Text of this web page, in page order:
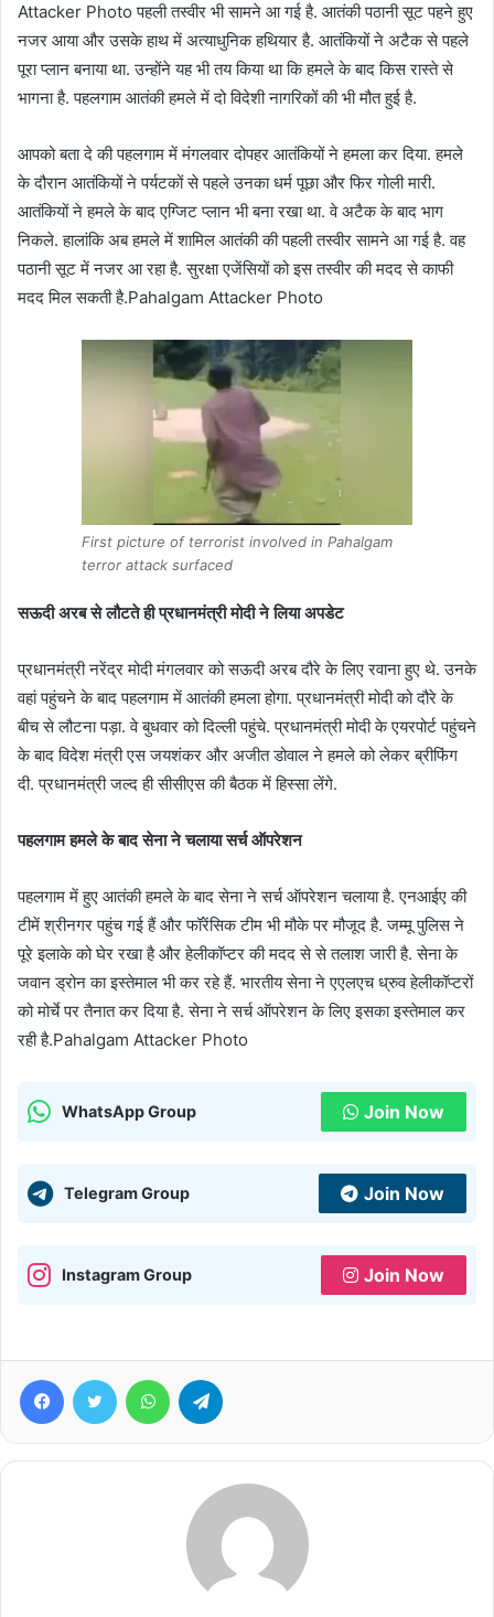
Attacker Photo पहली तस्वीर भी सामने आ गई है. आतंकी पठानी सूट पहने हुए
नजर आया और उसके हाथ में अत्याधुनिक हथियार है. आतंकियों ने अटैक से पहले
पूरा प्लान बनाया था. उन्होंने यह भी तय किया था कि हमले के बाद किस रास्ते से
भागना है. पहलगाम आतंकी हमले में दो विदेशी नागरिकों की भी मौत हुई है.
आपको बता दे की पहलगाम में मंगलवार दोपहर आतंकियों ने हमला कर दिया. हमले
के दौरान आतंकियों ने पर्यटकों से पहले उनका धर्म पूछा और फिर गोली मारी.
आतंकियों ने हमले के बाद एग्जिट प्लान भी बना रखा था. वे अटैक के बाद भाग
निकले. हालांकि अब हमले में शामिल आतंकी की पहली तस्वीर सामने आ गई है. वह
पठानी सूट में नजर आ रहा है. सुरक्षा एजेंसियों को इस तस्वीर की मदद से काफी
मदद मिल सकती है.Pahalgam Attacker Photo
First picture of terrorist involved in Pahalgam
terror attack surfaced
सऊदी अरब से लौटते ही प्रधानमंत्री मोदी ने लिया अपडेट
प्रधानमंत्री नरेंद्र मोदी मंगलवार को सऊदी अरब दौरे के लिए रवाना हुए थे. उनके
वहां पहुंचने के बाद पहलगाम में आतंकी हमला होगा. प्रधानमंत्री मोदी को दौरे के
बीच से लौटना पड़ा. वे बुधवार को दिल्ली पहुंचे. प्रधानमंत्री मोदी के एयरपोर्ट पहुंचने
के बाद विदेश मंत्री एस जयशंकर और अजीत डोवाल ने हमले को लेकर ब्रीफिंग
दी. प्रधानमंत्री जल्द ही सीसीएस की बैठक में हिस्सा लेंगे.
पहलगाम हमले के बाद सेना ने चलाया सर्च ऑपरेशन
पहलगाम में हुए आतंकी हमले के बाद सेना ने सर्च ऑपरेशन चलाया है. एनआईए की
टीमें श्रीनगर पहुंच गई हैं और फॉरेंसिक टीम भी मौके पर मौजूद है. जम्मू पुलिस ने
पूरे इलाके को घेर रखा है और हेलीकॉप्टर की मदद से से तलाश जारी है. सेना के
जवान ड्रोन का इस्तेमाल भी कर रहे हैं. भारतीय सेना ने एएलएच ध्रुव हेलीकॉप्टरों
को मोर्चे पर तैनात कर दिया है. सेना ने सर्च ऑपरेशन के लिए इसका इस्तेमाल कर
रही है.Pahalgam Attacker Photo
WhatsApp Group Join Now
Telegram Group Join Now
Instagram Group Join Now
FacebookTwitter WhatsApp